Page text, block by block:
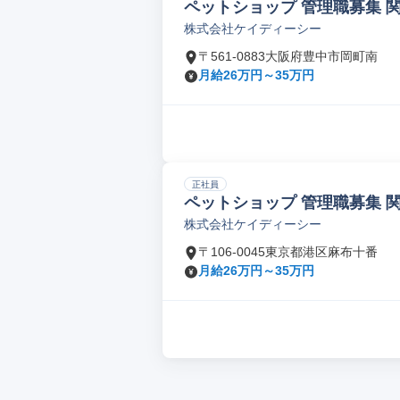
ペットショップ 管理職募集
株式会社ケイディーシー
〒561-0883大阪府豊中市岡町南
月給26万円～35万円
正社員
ペットショップ 管理職募集
株式会社ケイディーシー
〒106-0045東京都港区麻布十番
月給26万円～35万円